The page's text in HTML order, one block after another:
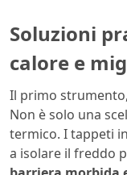
Soluzioni
calore e
Il primo
Non è solo una
termico. I tappeti in
a isolare il freddo